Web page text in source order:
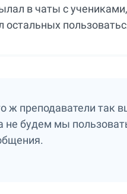
в чаты с
ж преподаватели так
будем мы